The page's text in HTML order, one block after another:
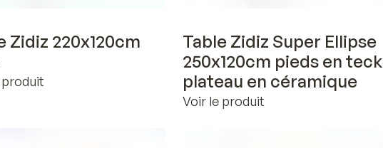
Zidiz 220x120cm
Table Zidiz Super Ellipse
250x120cm pieds en teck
plateau en céramique
Voir le produit